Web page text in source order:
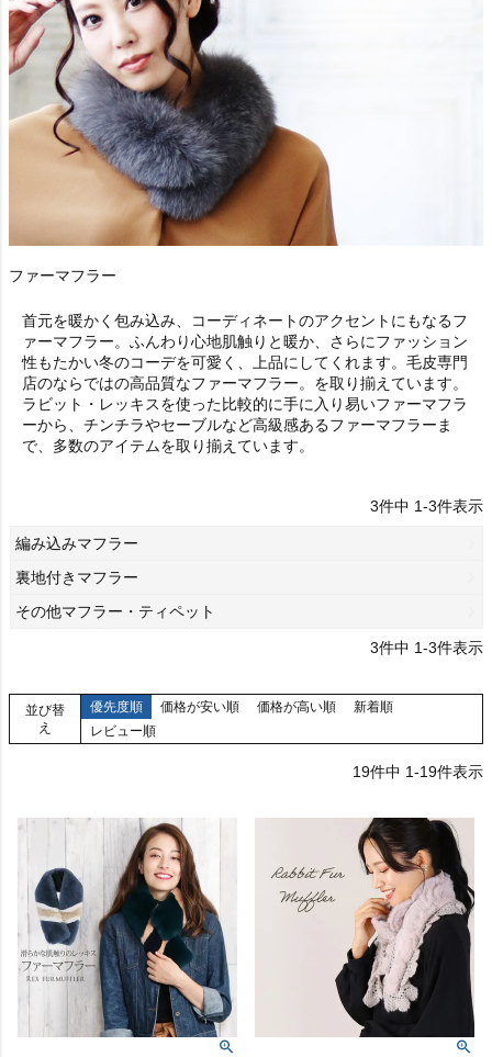
ファーマフラー
首元を暖かく包み込み、コーディネートのアクセントにもなるフ
ァーマフラー。ふんわり心地肌触りと暖か、さらにファッション
性もたかい冬のコーデを可愛く、上品にしてくれます。毛皮専門
店のならではの高品質なファーマフラー。を取り揃えています。
ラビット・レッキスを使った比較的に手に入り易いファーマフラ
ーから、チンチラやセーブルなど高級感あるファーマフラーま
で、多数のアイテムを取り揃えています。
3件中 1-3件表示
編み込みマフラー
裏地付きマフラー
その他マフラー・ティペット
3件中 1-3件表示
並び替
え
優先度順 価格が安い順 価格が高い順
新着順
レビュー順
19件中 1-19件表示